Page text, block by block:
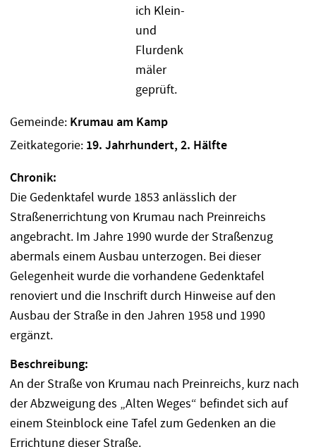
Gemeinde: Krumau am Kamp
Zeitkategorie: 19. Jahrhundert, 2. Hälfte
Chronik:
Die Gedenktafel wurde 1853 anlässlich der
Straßenerrichtung von Krumau nach Preinreichs
angebracht. Im Jahre 1990 wurde der Straßenzug
abermals einem Ausbau unterzogen. Bei dieser
Gelegenheit wurde die vorhandene Gedenktafel
renoviert und die Inschrift durch Hinweise auf den
Ausbau der Straße in den Jahren 1958 und 1990
ergänzt.
Beschreibung:
An der Straße von Krumau nach Preinreichs, kurz nach
der Abzweigung des „Alten Weges“ befindet sich auf
einem Steinblock eine Tafel zum Gedenken an die
Errichtung dieser Straße.